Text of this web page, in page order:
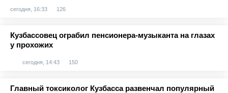
сегодня, 16:33 126
Кузбассовец ограбил пенсионера-музыканта на глазах
у прохожих
сегодня, 14:43 150
Главный токсиколог Кузбасса развенчал популярный